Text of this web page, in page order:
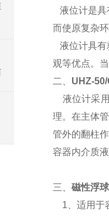
液位计是具
而使原复杂
液位计具有
观等优点。
二、 UHZ-
液位计采
理。在主体
管外的翻柱
容器内介质
三、 磁性浮
1、适用于